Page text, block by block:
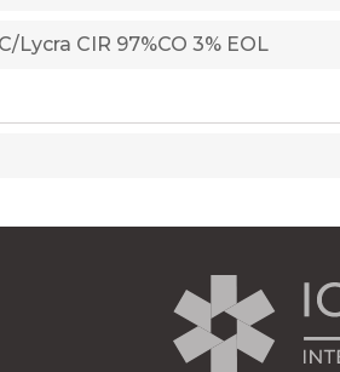
lycra CIR 97%CO 3% EOL